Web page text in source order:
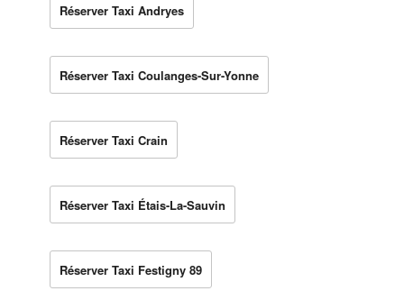
Réserver Taxi Andryes
Réserver Taxi Coulanges-Sur-Yonne
Réserver Taxi Crain
Réserver Taxi Étais-La-Sauvin
Réserver Taxi Festigny 89